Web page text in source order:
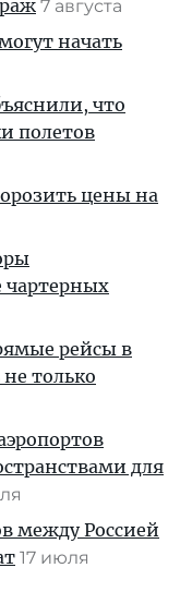
7 августа
начать
что
полетов
цены на
чартерных
рейсы в
только
для
между Россией
17 июля